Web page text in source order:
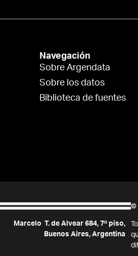
Navegación
Sobre Argendata
Sobre los datos
Biblioteca de fuentes
Marcelo T. de Alvear 684, 7º piso,
Buenos Aires, Argentina
©